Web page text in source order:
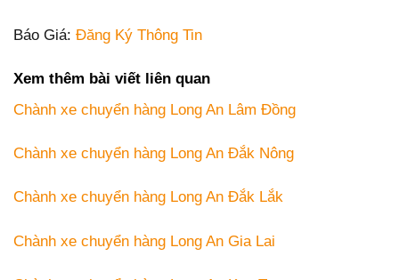
Báo Giá: Đăng Ký Thông Tin
Xem thêm bài viết liên quan
Chành xe chuyển hàng Long An Lâm Đồng
Chành xe chuyển hàng Long An Đắk Nông
Chành xe chuyển hàng Long An Đắk Lắk
Chành xe chuyển hàng Long An Gia Lai